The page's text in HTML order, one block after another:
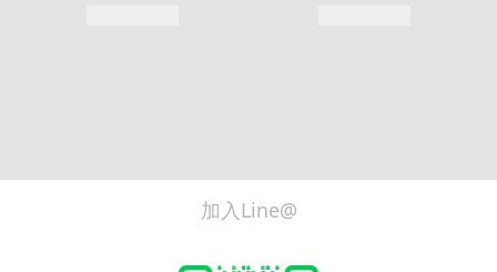
加入Line@